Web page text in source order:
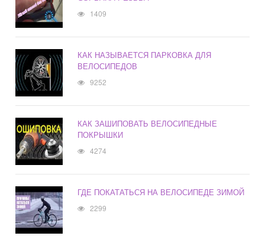
1409
КАК НАЗЫВАЕТСЯ ПАРКОВКА ДЛЯ
ВЕЛОСИПЕДОВ
9252
КАК ЗАШИПОВАТЬ ВЕЛОСИПЕДНЫЕ
ПОКРЫШКИ
4274
ГДЕ ПОКАТАТЬСЯ НА ВЕЛОСИПЕДЕ ЗИМОЙ
2299